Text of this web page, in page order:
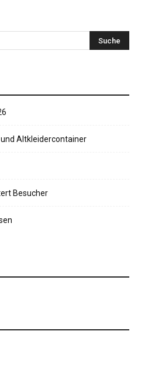
Altkleidercontainer
Besucher